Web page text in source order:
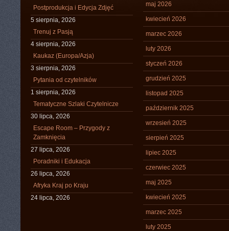
Postprodukcja i Edycja Zdjęć
5 sierpnia, 2026
Trenuj z Pasją
4 sierpnia, 2026
Kaukaz (Europa/Azja)
3 sierpnia, 2026
Pytania od czytelników
1 sierpnia, 2026
Tematyczne Szlaki Czytelnicze
30 lipca, 2026
Escape Room – Przygody z
Zamknięcia
27 lipca, 2026
Poradniki i Edukacja
26 lipca, 2026
Afryka Kraj po Kraju
24 lipca, 2026
maj 2026
kwiecień 2026
marzec 2026
luty 2026
styczeń 2026
grudzień 2025
listopad 2025
październik 2025
wrzesień 2025
sierpień 2025
lipiec 2025
czerwiec 2025
maj 2025
kwiecień 2025
marzec 2025
luty 2025